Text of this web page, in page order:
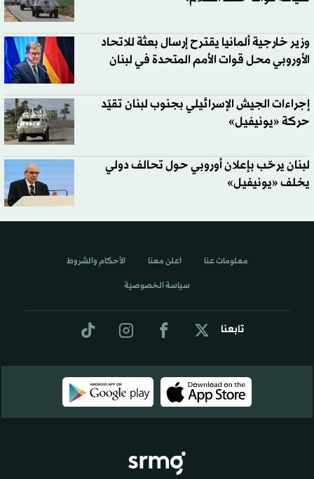
وزير خارجية ألمانيا يقترح إرسال بعثة للاتحاد
الأوروبي محل قوات الأمم المتحدة في لبنان
إجراءات الجيش الإسرائيلي بجنوب لبنان تقيّد
حركة «يونيفيل»
لبنان يرحّب بإعلان أوروبي حول تحالف دولي
يخلف «يونيفيل»
تابعنا
معلومات عنا اعلن معنا الأحكام والشروط
سياسة الخصوصية